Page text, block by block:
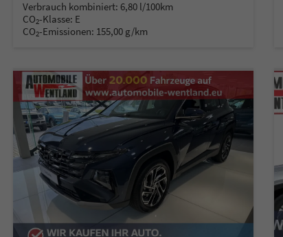
Verbrauch kombiniert: 6,80 l/100km
CO2-Klasse: E
CO2-Emissionen: 155,00 g/km